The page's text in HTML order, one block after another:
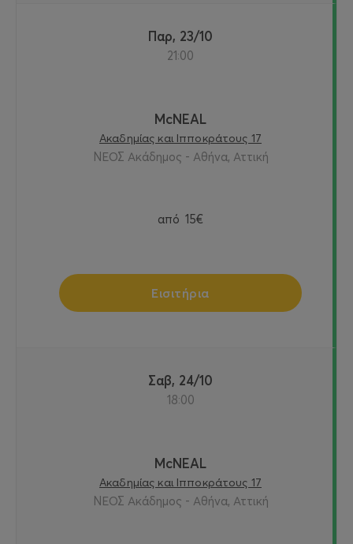
Παρ, 23/10
21:00
McNEAL
Ακαδημίας και Ιπποκράτους 17
ΝΕΟΣ Ακάδημος - Αθήνα, Αττική
από 15€
Εισιτήρια
Σαβ, 24/10
18:00
McNEAL
Ακαδημίας και Ιπποκράτους 17
ΝΕΟΣ Ακάδημος - Αθήνα, Αττική